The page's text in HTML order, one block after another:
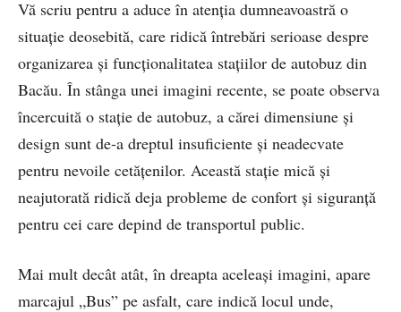
Vă scriu pentru a aduce în atenția dumneavoastră o
situație deosebită, care ridică întrebări serioase despre
organizarea și funcționalitatea stațiilor de autobuz din
Bacău. În stânga unei imagini recente, se poate observa
încercuită o stație de autobuz, a cărei dimensiune și
design sunt de-a dreptul insuficiente și neadecvate
pentru nevoile cetățenilor. Această stație mică și
neajutorată ridică deja probleme de confort și siguranță
pentru cei care depind de transportul public.
Mai mult decât atât, în dreapta aceleași imagini, apare
marcajul „Bus” pe asfalt, care indică locul unde,